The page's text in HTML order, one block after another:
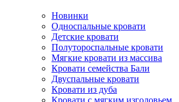
Новинки
Односпальные кровати
Детские кровати
Полутороспальные кровати
Мягкие кровати из массива
Кровати семейства Бали
Двуспальные кровати
Кровати из дуба
Кровати с мягким изголовьем